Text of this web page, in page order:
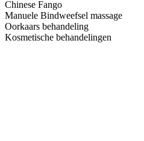
Chinese Fango
Manuele Bindweefsel massage
Oorkaars behandeling
Kosmetische behandelingen